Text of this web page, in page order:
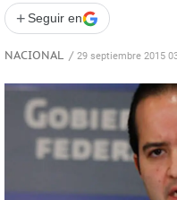
+ Seguir en
NACIONAL / 29 septiembre 2015